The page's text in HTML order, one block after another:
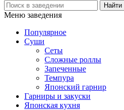
Меню заведения
Популярное
Суши
Сеты
Сложные роллы
Запеченные
Темпура
Японский гарнир
Гарниры и закуски
Японская кухня